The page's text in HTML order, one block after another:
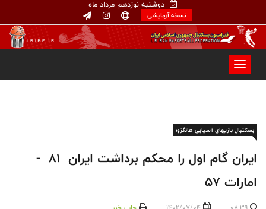
دوشنبه نوزدهم مرداد ماه
نسخه آزمایشی
بسکتبال بازیهای آسیایی هانگژو؛
ایران گام اول را محکم برداشت ایران ۸۱ -
امارات ۵۷